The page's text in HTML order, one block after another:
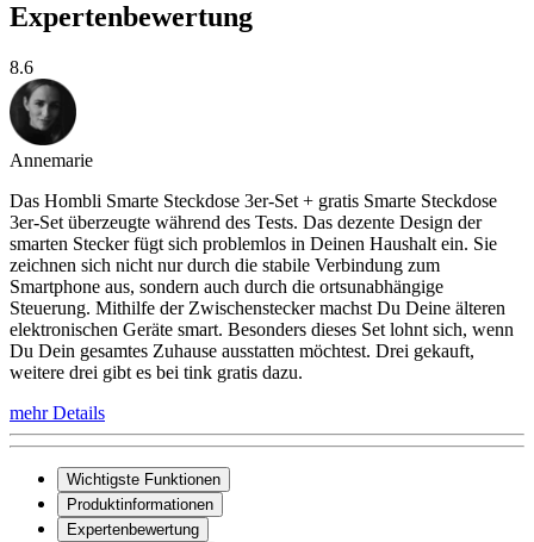
Expertenbewertung
8.6
Annemarie
Das Hombli Smarte Steckdose 3er-Set + gratis Smarte Steckdose
3er-Set überzeugte während des Tests. Das dezente Design der
smarten Stecker fügt sich problemlos in Deinen Haushalt ein. Sie
zeichnen sich nicht nur durch die stabile Verbindung zum
Smartphone aus, sondern auch durch die ortsunabhängige
Steuerung. Mithilfe der Zwischenstecker machst Du Deine älteren
elektronischen Geräte smart. Besonders dieses Set lohnt sich, wenn
Du Dein gesamtes Zuhause ausstatten möchtest. Drei gekauft,
weitere drei gibt es bei tink gratis dazu.
mehr Details
Wichtigste Funktionen
Produktinformationen
Expertenbewertung